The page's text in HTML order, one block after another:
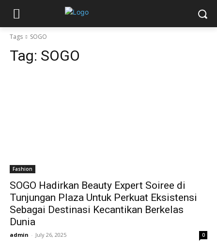
Tags SOGO
Tag: SOGO
Fashion
SOGO Hadirkan Beauty Expert Soiree di
Tunjungan Plaza Untuk Perkuat Eksistensi
Sebagai Destinasi Kecantikan Berkelas
Dunia
admin - July 26, 2025 0